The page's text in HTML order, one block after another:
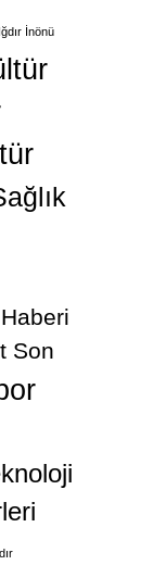
Iğdır İnönü
Son